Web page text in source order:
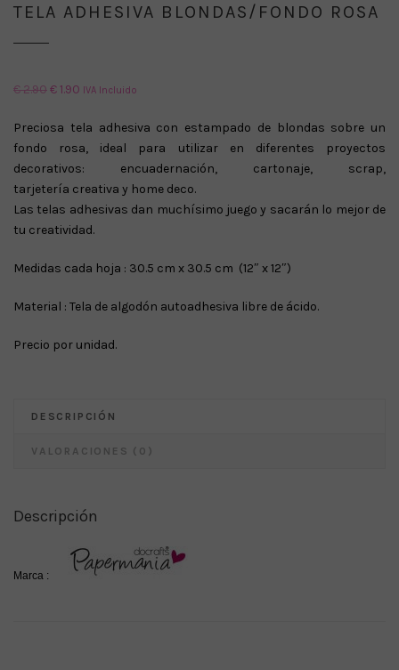
TELA ADHESIVA BLONDAS/FONDO ROSA
€2.90El
original
era:
€ 2.90.
€1.90 El
actual
es:
€ 1.90.
IVA Incluido
Preciosa tela adhesiva con estampado de blondas sobre un
fondo rosa, ideal para utilizar en diferentes proyectos
decorativos: encuadernación, cartonaje, scrap,
tarjetería creativa y home deco.
Las telas adhesivas dan muchísimo juego y sacarán lo mejor de
tu creatividad.
Medidas cada hoja : 30.5 cm x 30.5 cm (12″ x 12″)
Material : Tela de algodón autoadhesiva libre de ácido.
Precio por unidad.
DESCRIPCIÓN
VALORACIONES (0)
Descripción
Marca :